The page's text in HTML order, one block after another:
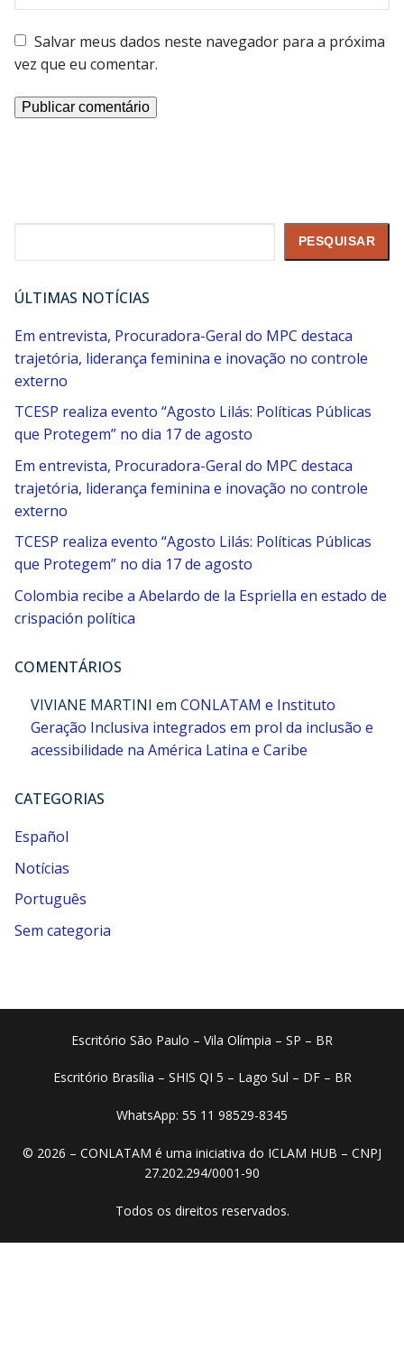
Salvar meus dados neste navegador para a próxima
vez que eu comentar.
PESQUISAR
ÚLTIMAS NOTÍCIAS
Em entrevista, Procuradora-Geral do MPC destaca
trajetória, liderança feminina e inovação no controle
externo
TCESP realiza evento “Agosto Lilás: Políticas Públicas
que Protegem” no dia 17 de agosto
Em entrevista, Procuradora-Geral do MPC destaca
trajetória, liderança feminina e inovação no controle
externo
TCESP realiza evento “Agosto Lilás: Políticas Públicas
que Protegem” no dia 17 de agosto
Colombia recibe a Abelardo de la Espriella en estado de
crispación política
COMENTÁRIOS
VIVIANE MARTINI em CONLATAM e Instituto
Geração Inclusiva integrados em prol da inclusão e
acessibilidade na América Latina e Caribe
CATEGORIAS
Español
Notícias
Português
Sem categoria
Escritório São Paulo – Vila Olímpia – SP – BR
Escritório Brasília – SHIS QI 5 – Lago Sul – DF – BR
WhatsApp: 55 11 98529-8345
© 2026 – CONLATAM é uma iniciativa do ICLAM HUB – CNPJ
27.202.294/0001-90
Todos os direitos reservados.​